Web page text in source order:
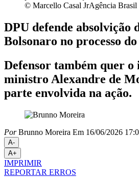
© Marcello Casal JrAgência Brasil
DPU defende absolvição
Bolsonaro no processo
Defensor também quer o
ministro Alexandre de
parte envolvida na ação.
PorBrunno Moreira Em 16/06/2026
A-
A+
IMPRIMIR
REPORTAR ERROS